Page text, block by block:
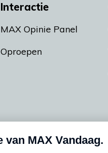
Interactie
MAX Opinie Panel
Oproepen